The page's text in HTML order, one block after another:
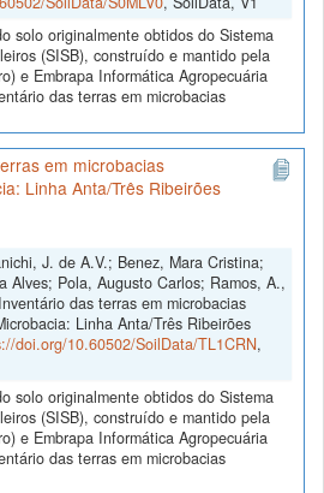
solo originalmente obtidos do Sistema
(SISB), construído e mantido pela
e Embrapa Informática Agropecuária
das terras em microbacias
em microbacias
Linha Anta/Três Ribeirões
J. de A.V.; Benez, Mara Cristina;
Alves; Pola, Augusto Carlos; Ramos, A.,
das terras em microbacias
Linha Anta/Três Ribeirões
doi.org/10.60502/SoilData/TL1CRN,
solo originalmente obtidos do Sistema
(SISB), construído e mantido pela
e Embrapa Informática Agropecuária
das terras em microbacias